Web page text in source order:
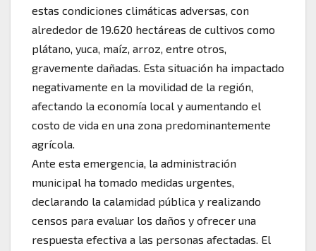
estas condiciones climáticas adversas, con
alrededor de 19.620 hectáreas de cultivos como
plátano, yuca, maíz, arroz, entre otros,
gravemente dañadas. Esta situación ha impactado
negativamente en la movilidad de la región,
afectando la economía local y aumentando el
costo de vida en una zona predominantemente
agrícola.
Ante esta emergencia, la administración
municipal ha tomado medidas urgentes,
declarando la calamidad pública y realizando
censos para evaluar los daños y ofrecer una
respuesta efectiva a las personas afectadas. El